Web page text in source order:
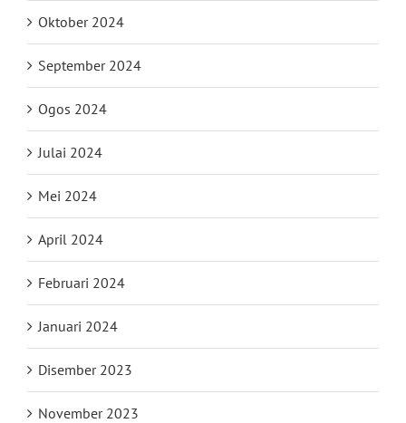
Oktober 2024
September 2024
Ogos 2024
Julai 2024
Mei 2024
April 2024
Februari 2024
Januari 2024
Disember 2023
November 2023